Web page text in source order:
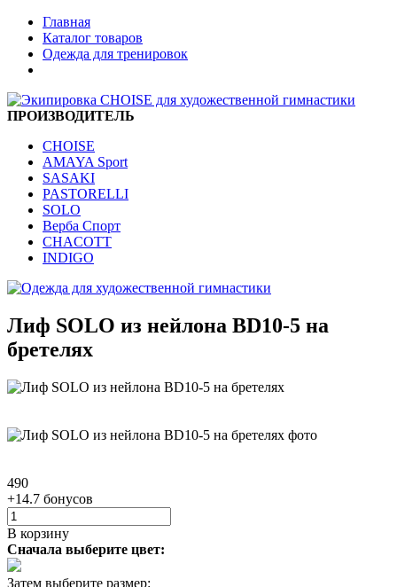
Главная
Каталог товаров
Одежда для тренировок
ПРОИЗВОДИТЕЛЬ
CHOISE
AMAYA Sport
SASAKI
PASTORELLI
SOLO
Верба Спорт
CHACOTT
INDIGO
Лиф SOLO из нейлона BD10-5 на
бретелях
490
+14.7 бонусов
В корзину
Сначала выберите цвет:
Затем выберите размер: